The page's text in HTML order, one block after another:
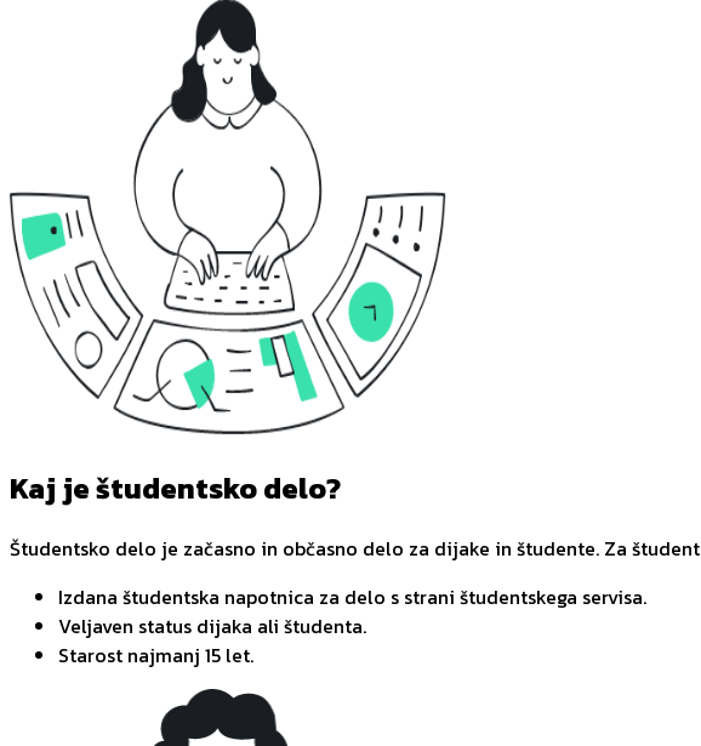
Kaj je študentsko delo?
Študentsko delo je začasno in občasno delo za dijake in študente. Za
Izdana študentska napotnica za delo s strani študentskega servisa.
Veljaven status dijaka ali študenta.
Starost najmanj 15 let.